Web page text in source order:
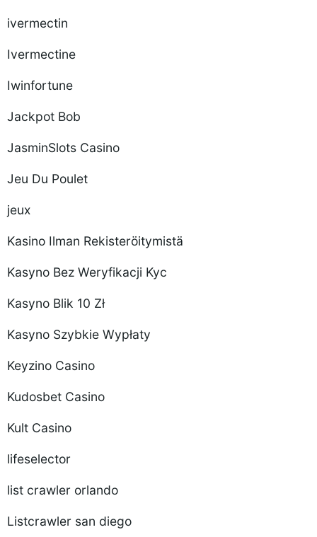
ivermectin
Ivermectine
Iwinfortune
Jackpot Bob
JasminSlots Casino
Jeu Du Poulet
jeux
Kasino Ilman Rekisteröitymistä
Kasyno Bez Weryfikacji Kyc
Kasyno Blik 10 Zł
Kasyno Szybkie Wypłaty
Keyzino Casino
Kudosbet Casino
Kult Casino
lifeselector
list crawler orlando
Listcrawler san diego